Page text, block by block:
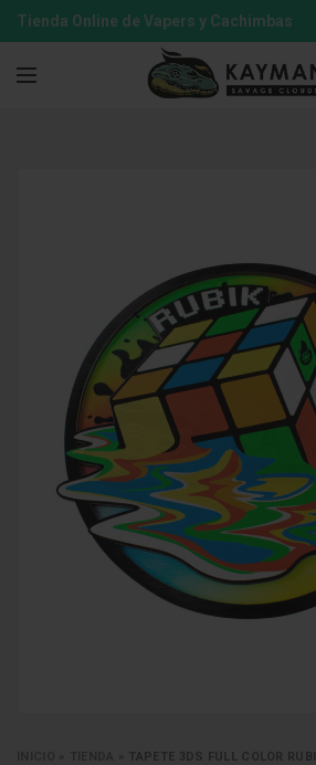
Tienda Online de Vapers y Cachimbas
TAPETE 3DS FULL COLOR